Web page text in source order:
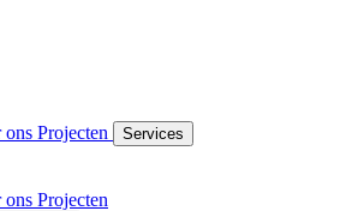
ons Projecten Services
ons Projecten